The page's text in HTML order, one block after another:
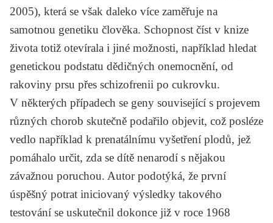
2005), která se však daleko více zaměřuje na
samotnou genetiku člověka. Schopnost číst v knize
života totiž otevírala i jiné možnosti, například hledat
genetickou podstatu dědičných onemocnění, od
rakoviny prsu přes schizofrenii po cukrovku.
V některých případech se geny související s projevem
různých chorob skutečně podařilo objevit, což posléze
vedlo například k prenatálnímu vyšetření plodů, jež
pomáhalo určit, zda se dítě nenarodí s nějakou
závažnou poruchou. Autor podotýká, že první
úspěšný potrat iniciovaný výsledky takového
testování se uskutečnil dokonce již v roce 1968